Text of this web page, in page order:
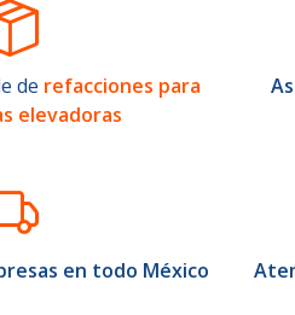
de refacciones para
elevadoras
en todo México